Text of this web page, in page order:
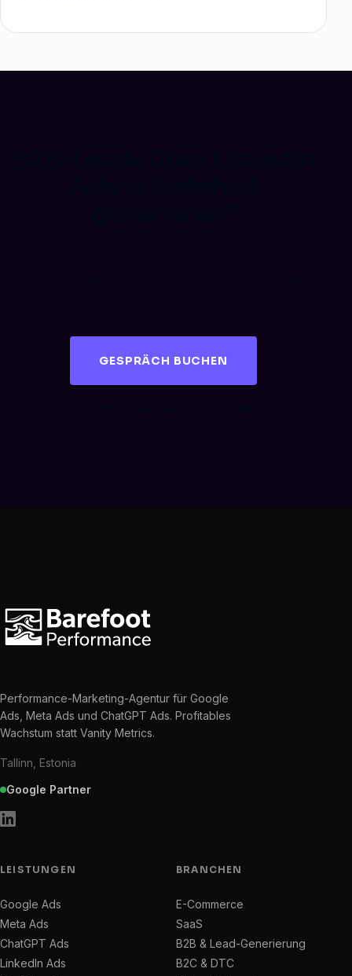
GESPRÄCH BUCHEN
Performance-Marketing-Agentur für Google
Ads, Meta Ads und ChatGPT Ads. Profitables
Wachstum statt Vanity Metrics.
Tallinn, Estonia
Google Partner
LEISTUNGEN
Google Ads
Meta Ads
ChatGPT Ads
LinkedIn Ads
BRANCHEN
E-Commerce
SaaS
B2B & Lead-Generierung
B2C & DTC